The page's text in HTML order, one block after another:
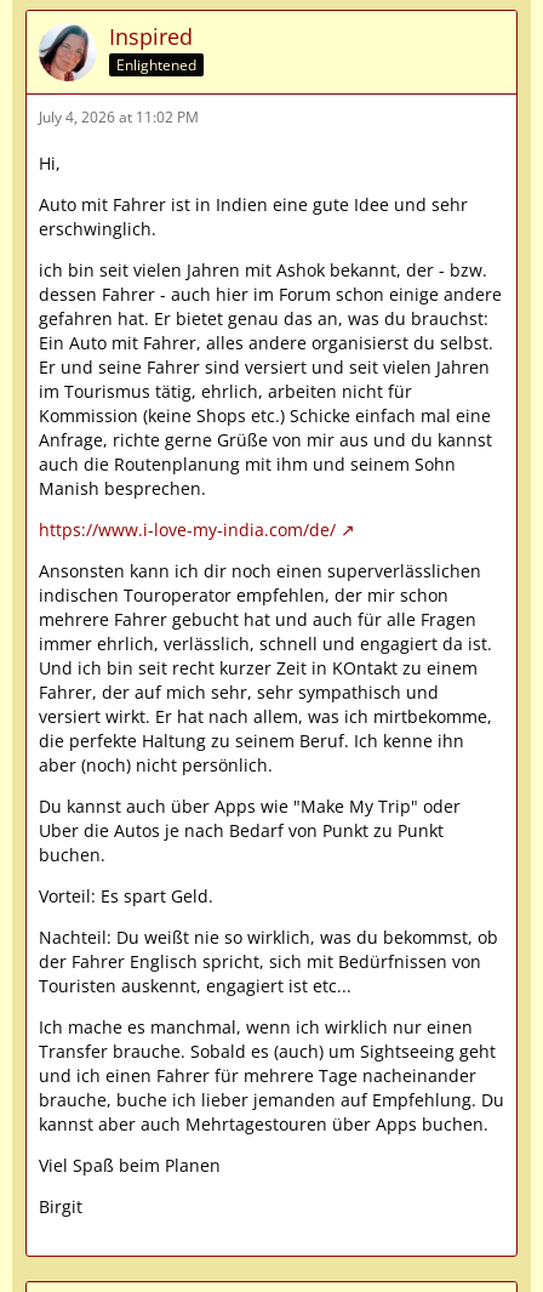
Inspired
Enlightened
July 4, 2026 at 11:02 PM
Hi,
Auto mit Fahrer ist in Indien eine gute Idee und sehr
erschwinglich.
ich bin seit vielen Jahren mit Ashok bekannt, der - bzw.
dessen Fahrer - auch hier im Forum schon einige andere
gefahren hat. Er bietet genau das an, was du brauchst:
Ein Auto mit Fahrer, alles andere organisierst du selbst.
Er und seine Fahrer sind versiert und seit vielen Jahren
im Tourismus tätig, ehrlich, arbeiten nicht für
Kommission (keine Shops etc.) Schicke einfach mal eine
Anfrage, richte gerne Grüße von mir aus und du kannst
auch die Routenplanung mit ihm und seinem Sohn
Manish besprechen.
https://www.i-love-my-india.com/de/
Ansonsten kann ich dir noch einen superverlässlichen
indischen Touroperator empfehlen, der mir schon
mehrere Fahrer gebucht hat und auch für alle Fragen
immer ehrlich, verlässlich, schnell und engagiert da ist.
Und ich bin seit recht kurzer Zeit in KOntakt zu einem
Fahrer, der auf mich sehr, sehr sympathisch und
versiert wirkt. Er hat nach allem, was ich mirtbekomme,
die perfekte Haltung zu seinem Beruf. Ich kenne ihn
aber (noch) nicht persönlich.
Du kannst auch über Apps wie "Make My Trip" oder
Uber die Autos je nach Bedarf von Punkt zu Punkt
buchen.
Vorteil: Es spart Geld.
Nachteil: Du weißt nie so wirklich, was du bekommst, ob
der Fahrer Englisch spricht, sich mit Bedürfnissen von
Touristen auskennt, engagiert ist etc...
Ich mache es manchmal, wenn ich wirklich nur einen
Transfer brauche. Sobald es (auch) um Sightseeing geht
und ich einen Fahrer für mehrere Tage nacheinander
brauche, buche ich lieber jemanden auf Empfehlung. Du
kannst aber auch Mehrtagestouren über Apps buchen.
Viel Spaß beim Planen
Birgit